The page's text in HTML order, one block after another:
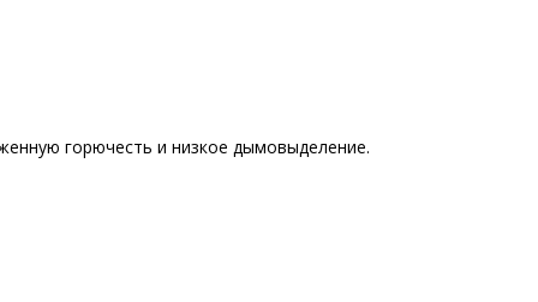
горючесть и низкое дымовыделение.